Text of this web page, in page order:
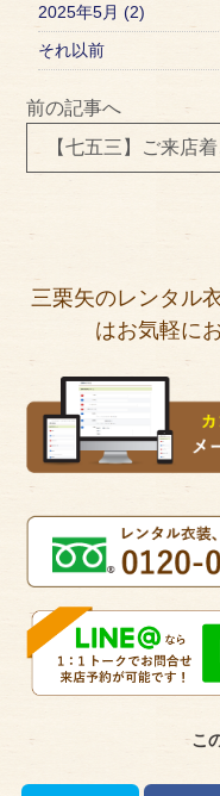
2025年5月 (2)
それ以前
前の記事へ
三栗矢のレンタル
はお気軽に
こ